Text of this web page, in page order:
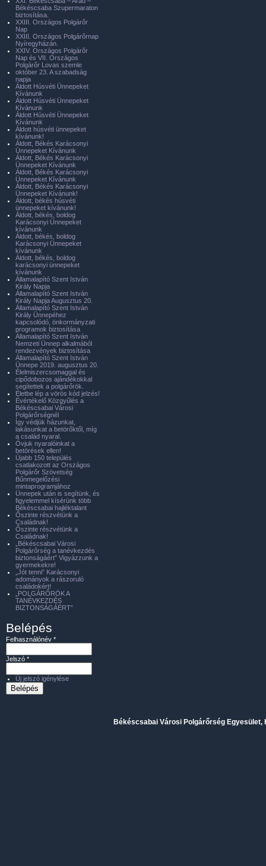
Békéscsaba Szupermaraton
biztosítása.
XXIII. Országos Polgárőr
Nap
XXIII. Országos Polgárőrnap
Nyíregyházán.
XXIV. Országos Polgárőr
Nap és VII. Országos
Polgárőr Lovas szemle
október 23. A szabadság
napja
Áldott Húsvéti Ünnepeket
Kívánunk
Áldott Húsvéti Ünnepeket
Kívánunk
Áldott Húsvéti Ünnepeket
Kívánunk
Áldott húsvéti ünnepeket
kívánunk!
Áldott, Békés Karácsonyi
Ünnepeket Kívánunk
Áldott, Békés Karácsonyi
Ünnepeket Kívánunk
Áldott, Békés Karácsonyi
Ünnepeket Kívánunk
Áldott, Békés Karácsonyi
Ünnepeket Kívánunk!
Áldott, békés húsvéti
ünnepeket kívánunk!
Áldott, békés, boldog
Karácsonyi Ünnepeket
kívánunk
Áldott, békés, boldog
Karácsonyi Ünnepeket
kívánunk
Áldott, békés, boldog
karácsonyi ünnepeket
kívánunk
Államalapító Szent István
Király Napja
Államalapító Szent István
Király Napja Augusztus 20.
Államalapító Szent István
Király Ünnepéhez
kapcsolódó, önkormányzati
programok biztosítása
Államalapító Szent István
Nemzeti Ünnep alkalmából
rendezvények biztosítása
Államalapító Szent István
Ünnepe 2019. augusztus 20.
Élelmiszercsomaggal és
cipődobozos ajándékokkal
segítettek a polgárőrök.
Életbe lép a vörös kód jelzés!
Évértékelő Közgyűlés a
Békéscsabai Városi
Polgárőrségnél
Így védjük házunkat,
lakásunkat a betörőktől, míg
a család nyaral.
Óvjuk nyaralóinkat a
betörések ellen!
Újabb 150 település
csatlakozott az Országos
Polgárőr Szövetség
Bűnmegelőzési
mintaprogramjához
Ünnepek után is segítünk, és
figyelemmel kísérünk több
Békéscsabai hajléktalant
Őszinte részvétünk a
Családnak!
Őszinte részvétünk a
Családnak!
„Békéscsabai Városi
Polgárőrség a tanévkezdés
biztonságáért” Vigyázzunk a
gyermekekre!
„Jót tenni” Karácsonyi
adományok a rászoruló
családokért!
„POLGÁRŐRÖK A
TANÉVKEZDÉS
BIZTONSÁGÁÉRT”
Belépés
Felhasználónév *
Jelszó *
Új jelszó igénylése
Békéscsabai Városi Polgárőrség Egyesület,